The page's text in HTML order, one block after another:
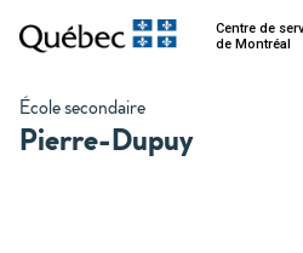
Centre de
de Montréal
École secondaire
Pierre-Dupuy